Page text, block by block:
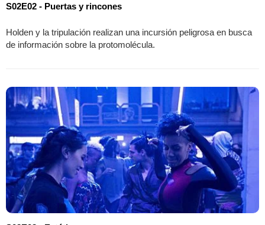
S02E02 - Puertas y rincones
Holden y la tripulación realizan una incursión peligrosa en busca
de información sobre la protomolécula.